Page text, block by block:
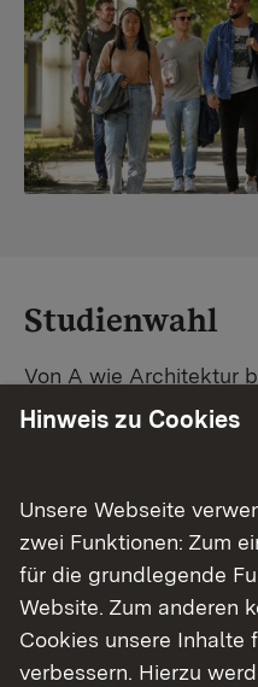
Studienwahl
Von A wie Architektur
Baden-Württemberg
Studiengangsuche
Studienplatz.
Schritt-Anleitung zu
Finde dein Studium
Hinweis zu Cookies
Unsere Webseite
zwei Funktionen: Zum
für die grundlegende
Website. Zum anderen
Cookies unsere Inhalte
verbessern. Hierzu